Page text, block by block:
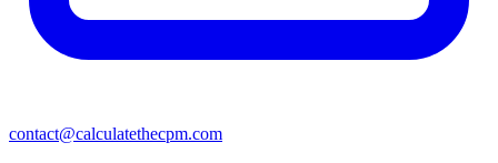
contact@calculatethecpm.com